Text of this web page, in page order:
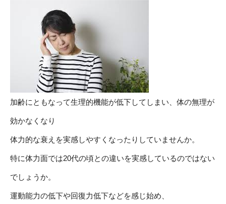
加齢にともなって生理的機能が低下してしまい、体の無理が
効かなくなり
体力的な衰えを実感しやすくなったりしていませんか。
特に体力面では20代の頃との違いを実感しているのではない
でしょうか。
運動能力の低下や回復力低下などを感じ始め、